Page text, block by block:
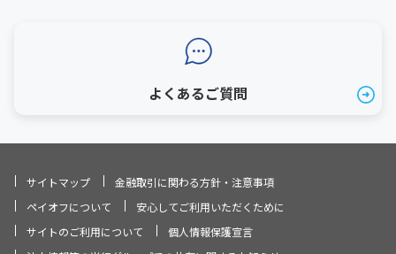
よくあるご質問
サイトマップ
金融取引に関わる方針・注意事項
ペイオフについて
安心してご利用いただくために
サイトのご利用について
個人情報保護宣言